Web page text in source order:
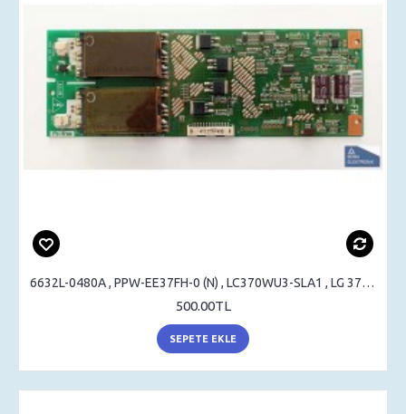
6632L-0480A , PPW-EE37FH-0 (N) , LC370WU3-SLA1 , LG 37LF65 , 37LF66 , INVERTER BOARD
500.00TL
SEPETE EKLE